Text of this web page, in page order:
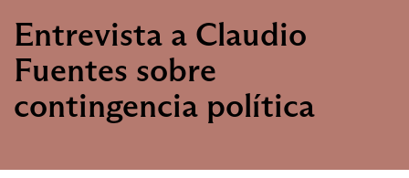
Entrevista a Claudio
Fuentes sobre
contingencia política